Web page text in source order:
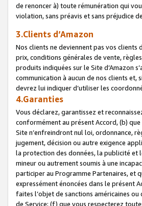
de renoncer à) toute rémunération qui
violation, sans préavis et sans préjudice
3.Clients d’Amazon
Nos clients ne deviennent pas vos
prix, conditions générales de vente,
produits indiquées sur le Site d’Amazon
communication à aucun de nos clients et,
devrez lui indiquer d’utiliser les
4.Garanties
Vous déclarez, garantissez et
conformément au présent Accord, (b)
Site n’enfreindront nul loi, ordonnance,
jugement, décision ou autre exigence
la protection des données, la publicité et
mineur ou autrement soumis à une
participer au Programme Partenaires, et
expressément énoncées dans le présent
faites l’objet de sanctions américaines
de Service; (f) que vous respecterez